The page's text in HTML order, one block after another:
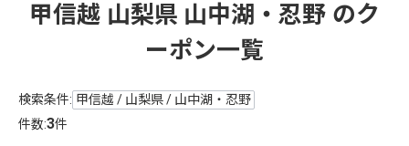
甲信越 山梨県 山中湖・忍野 のク
ーポン一覧
検索条件: 甲信越 / 山梨県 / 山中湖・忍野
件数:3件